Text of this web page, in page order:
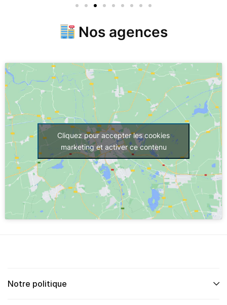
Nos agences
Cliquez pour accepter les cookies
marketing et activer ce contenu
Notre politique